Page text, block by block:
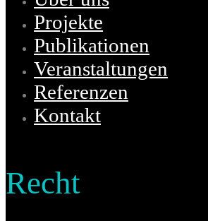
Projekte
Publikationen
Veranstaltungen
Referenzen
Kontakt
Recht